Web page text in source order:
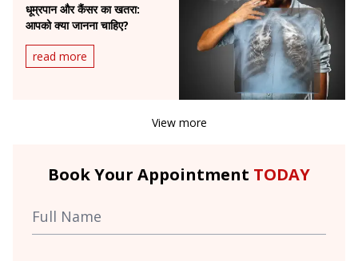
धूम्रपान और कैंसर का खतरा:
आपको क्या जानना चाहिए?
read more
View more
Book Your Appointment TODAY